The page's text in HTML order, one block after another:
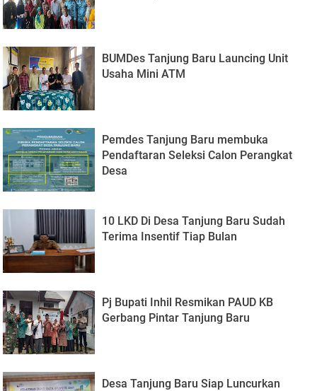
BUMDes Tanjung Baru Launcing Unit
Usaha Mini ATM
Pemdes Tanjung Baru membuka
Pendaftaran Seleksi Calon Perangkat
Desa
10 LKD Di Desa Tanjung Baru Sudah
Terima Insentif Tiap Bulan
Pj Bupati Inhil Resmikan PAUD KB
Gerbang Pintar Tanjung Baru
Desa Tanjung Baru Siap Luncurkan